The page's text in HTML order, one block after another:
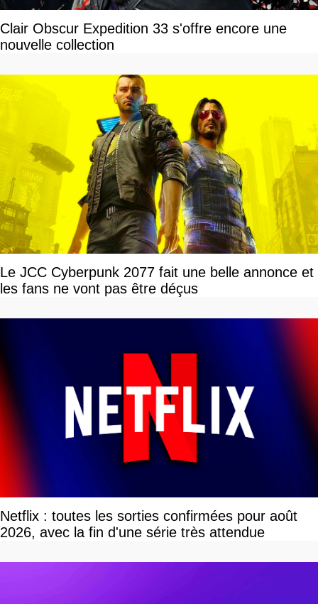
Clair Obscur Expedition 33 s'offre encore une
nouvelle collection
Le JCC Cyberpunk 2077 fait une belle annonce et
les fans ne vont pas être déçus
Netflix : toutes les sorties confirmées pour août
2026, avec la fin d'une série très attendue